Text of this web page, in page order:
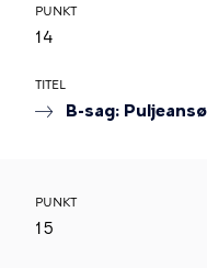
PUNKT
14
TITEL
B-sag:
PUNKT
15